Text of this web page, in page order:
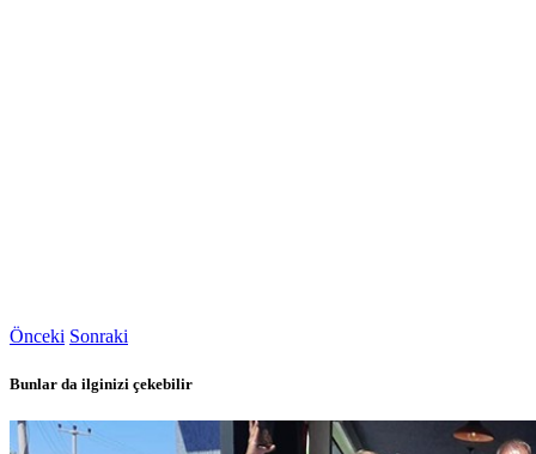
Önceki Sonraki
Bunlar da ilginizi çekebilir